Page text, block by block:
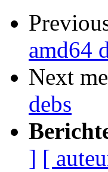
amd64
Next
debs
] [